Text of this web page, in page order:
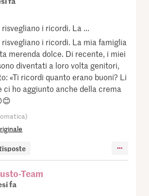
i ricordi. La ...
i ricordi. La mia famiglia
merenda dolce. Di recente, i miei
diventati a loro volta genitori,
«Ti ricordi quanto erano buoni? Li
ci ho aggiunto anche della crema
Team
fa